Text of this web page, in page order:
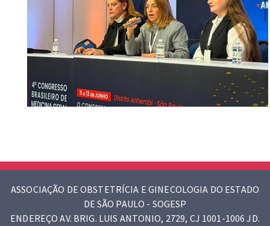
ASSOCIAÇÃO DE OBSTETRÍCIA E GINECOLOGIA DO ESTADO
DE SÃO PAULO - SOGESP
ENDEREÇO AV. BRIG. LUIS ANTONIO, 2729, CJ 1001-1006 JD.